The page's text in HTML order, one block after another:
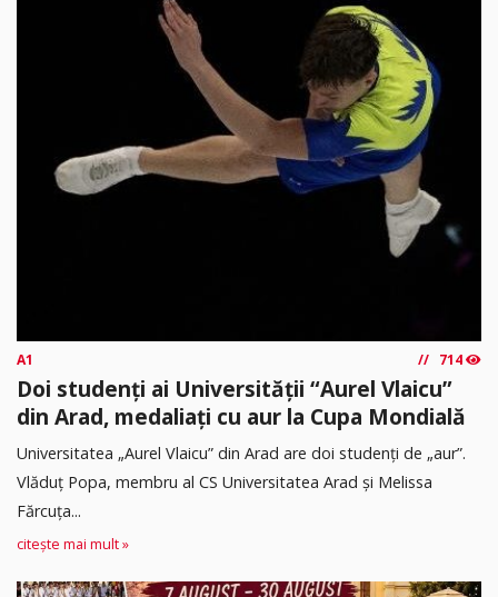
A1 714
Doi studenți ai Universității “Aurel Vlaicu”
din Arad, medaliați cu aur la Cupa Mondială
Universitatea „Aurel Vlaicu” din Arad are doi studenți de „aur”.
Vlăduț Popa, membru al CS Universitatea Arad și Melissa
Fărcuța...
citește mai mult »